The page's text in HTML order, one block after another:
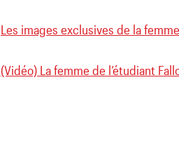
Les images exclusives de la
(Vidéo) La femme de l’étudiant